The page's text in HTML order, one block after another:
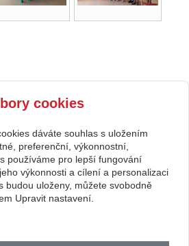
Korytná, okres Uherské Hradiště, příspěvková
a
|Zobrazit klasickou verzi
cookies
dáváte souhlas s uložením
preferenční, výkonnostní,
používáme pro lepší fungování
výkonnosti a cílení a personalizaci
budou uloženy, můžete svobodně
Upravit nastavení.